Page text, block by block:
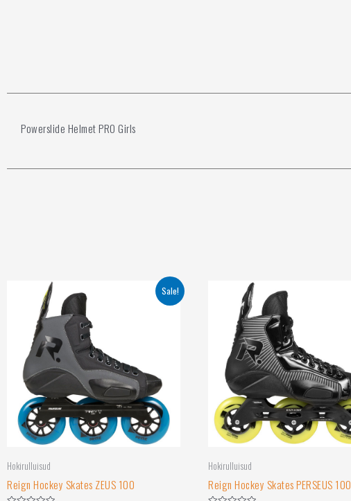
Powerslide Helmet PRO Girls
Sale!
Hokirulluisud
Reign Hockey Skates ZEUS 100
Hokirulluisud
Reign Hockey Skates PERSEUS 100